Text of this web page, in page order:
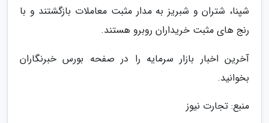
شپنا، شتران و شبریز به مدار مثبت معاملات بازگشتند و با
رنج های مثبت خریداران روبرو هستند.
آخرین اخبار بازار سرمایه را در صفحه بورس خبرنگاران
بخوانید.
منبع: تجارت نیوز